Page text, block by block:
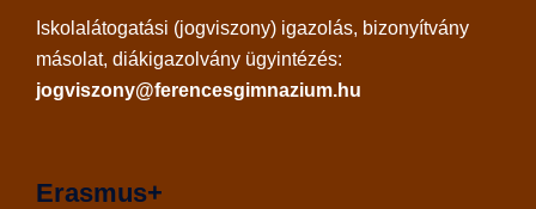
Iskolalátogatási (jogviszony) igazolás, bizonyítvány
másolat, diákigazolvány ügyintézés:
jogviszony@ferencesgimnazium.hu
Erasmus+